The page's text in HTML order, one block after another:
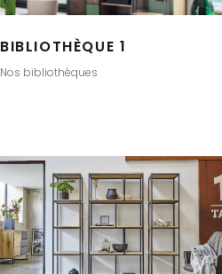
BIBLIOTHÈQUE 1
Nos bibliothèques